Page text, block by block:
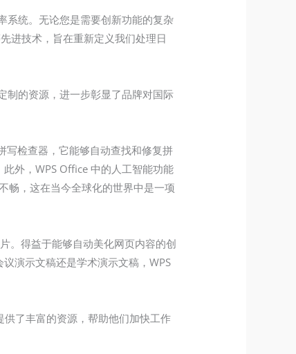
系统。无论您是需要创新功能的复杂
进技术，旨在重新定义我们处理日
制的资源，进一步彰显了品牌对国际
写检查器，它能够自动查找和修复拼
外，WPS Office 中的人工智能功能
畅，这在当今全球化的世界中是一项
。得益于能够自动美化网页内容的创
演示文稿还是学术演示文稿，WPS
了丰富的资源，帮助他们加快工作